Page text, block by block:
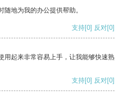
地为我的办公提供帮助。
支持[0] 反对[0]
用起来非常容易上手，让我能够快速熟
支持[0] 反对[0]